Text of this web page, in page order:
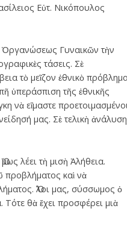
Εὐτ. Νικόπουλος
Γυναικῶν τὴν
τάσεις. Σὲ
τὸ μεῖζον ἐθνικὸ
ὑπεράσπιση τῆς ἐθνικῆς
νὰ εἴμαστε
μας. Σὲ τελικὴ
λέει τὴ μισὴ Ἀλήθεια.
προβλήματος καὶ νὰ
Ὅλοι μας, σύσσωμος ὁ
θὰ ἔχει προσφέρει μιὰ